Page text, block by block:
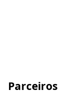
Parceiros